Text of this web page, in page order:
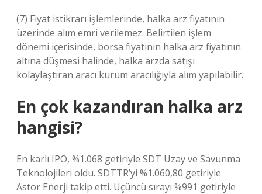
(7) Fiyat istikrarı işlemlerinde, halka arz fiyatının
üzerinde alım emri verilemez. Belirtilen işlem
dönemi içerisinde, borsa fiyatının halka arz fiyatının
altına düşmesi halinde, halka arzda satışı
kolaylaştıran aracı kurum aracılığıyla alım yapılabilir.
En çok kazandıran halka arz
hangisi?
En karlı IPO, %1.068 getiriyle SDT Uzay ve Savunma
Teknolojileri oldu. SDTTR’yi %1.060,80 getiriyle
Astor Enerji takip etti. Üçüncü sırayı %991 getiriyle